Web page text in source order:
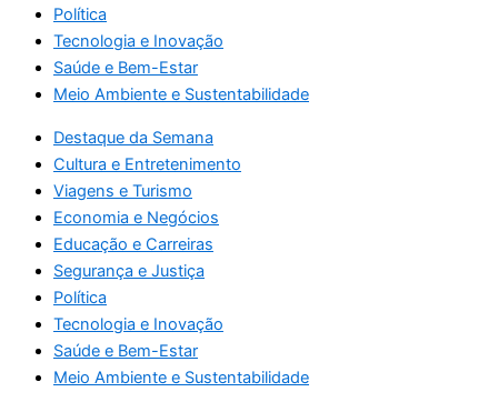
Política
Tecnologia e Inovação
Saúde e Bem-Estar
Meio Ambiente e Sustentabilidade
Destaque da Semana
Cultura e Entretenimento
Viagens e Turismo
Economia e Negócios
Educação e Carreiras
Segurança e Justiça
Política
Tecnologia e Inovação
Saúde e Bem-Estar
Meio Ambiente e Sustentabilidade